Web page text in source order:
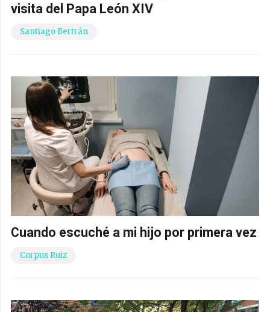
visita del Papa León XIV
Santiago Bertrán
Cuando escuché a mi hijo por primera vez
Corpus Ruiz